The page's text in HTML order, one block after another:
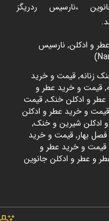
،نارسیس ردریگز
عطر و ادکلن, نارسیس
زنانه,قیمت و خرید
,قیمت و خرید عطر و
و ادکلن خنک,قیمت
قیمت و خرید عطر و ادکلن
ادکلن شیرین و خنک,
بهار,قیمت و خرید
قیمت و خرید عطر و
و عطر و ادکلن جانوین